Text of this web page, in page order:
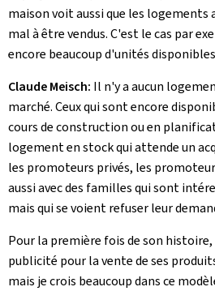
maison voit aussi que les
mal à être vendus. C'est le cas par
encore beaucoup d'unités
Claude Meisch: Il n'y a aucun
marché. Ceux qui sont encore
cours de construction ou en
logement en stock qui attende un
les promoteurs privés, les
aussi avec des familles qui sont
mais qui se voient refuser leur
Pour la première fois de son histoire,
publicité pour la vente de ses
mais je crois beaucoup dans ce